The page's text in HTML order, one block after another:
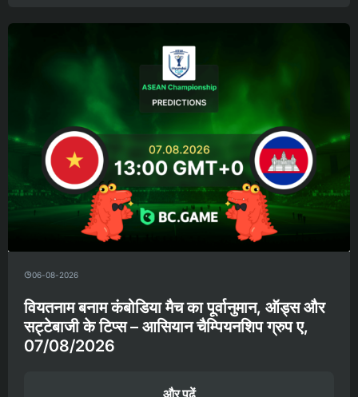
06-08-2026
वियतनाम बनाम कंबोडिया मैच का पूर्वानुमान, ऑड्स और
सट्टेबाजी के टिप्स – आसियान चैम्पियनशिप ग्रुप ए,
07/08/2026
और पढ़ें